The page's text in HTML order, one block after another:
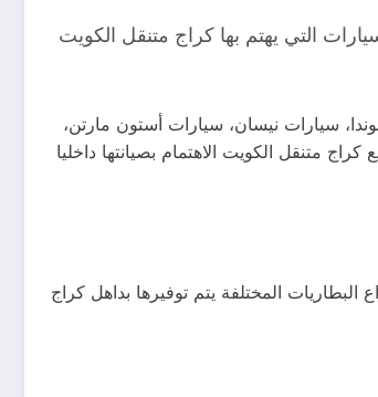
التي يهتم بها كراج متنقل الكويت
سيارات نيسان، سيارات أستون مارتن،
متنقل الكويت الاهتمام بصيانتها داخليا
المختلفة يتم توفيرها بداهل كراج